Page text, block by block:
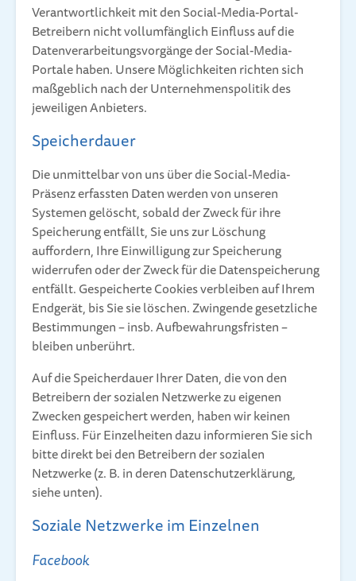
Verantwortlichkeit mit den Social-Media-Portal-
Betreibern nicht vollumfänglich Einfluss auf die
Datenverarbeitungsvorgänge der Social-Media-
Portale haben. Unsere Möglichkeiten richten sich
maßgeblich nach der Unternehmenspolitik des
jeweiligen Anbieters.
Speicherdauer
Die unmittelbar von uns über die Social-Media-
Präsenz erfassten Daten werden von unseren
Systemen gelöscht, sobald der Zweck für ihre
Speicherung entfällt, Sie uns zur Löschung
auffordern, Ihre Einwilligung zur Speicherung
widerrufen oder der Zweck für die Datenspeicherung
entfällt. Gespeicherte Cookies verbleiben auf Ihrem
Endgerät, bis Sie sie löschen. Zwingende gesetzliche
Bestimmungen – insb. Aufbewahrungsfristen –
bleiben unberührt.
Auf die Speicherdauer Ihrer Daten, die von den
Betreibern der sozialen Netzwerke zu eigenen
Zwecken gespeichert werden, haben wir keinen
Einfluss. Für Einzelheiten dazu informieren Sie sich
bitte direkt bei den Betreibern der sozialen
Netzwerke (z. B. in deren Datenschutzerklärung,
siehe unten).
Soziale Netzwerke im Einzelnen
Facebook